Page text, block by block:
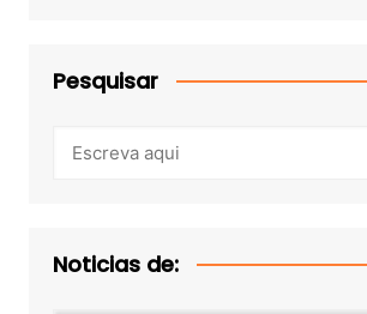
Pesquisar
Noticias de: